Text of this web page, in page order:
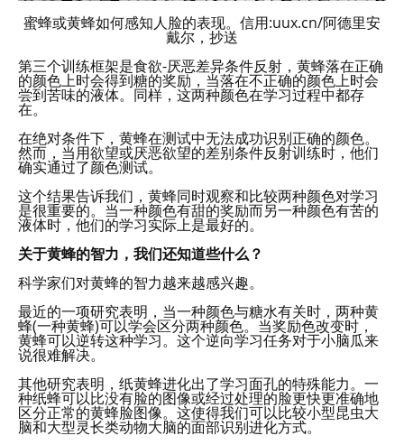
蜜蜂或黄蜂如何感知人脸的表现。信用:uux.cn/阿德里安
戴尔，抄送
第三个训练框架是食欲-厌恶差异条件反射，黄蜂落在正确
的颜色上时会得到糖的奖励，当落在不正确的颜色上时会
尝到苦味的液体。同样，这两种颜色在学习过程中都存
在。
在绝对条件下，黄蜂在测试中无法成功识别正确的颜色。
然而，当用欲望或厌恶欲望的差别条件反射训练时，他们
确实通过了颜色测试。
这个结果告诉我们，黄蜂同时观察和比较两种颜色对学习
是很重要的。当一种颜色有甜的奖励而另一种颜色有苦的
液体时，他们的学习实际上是最好的。
关于黄蜂的智力，我们还知道些什么？
科学家们对黄蜂的智力越来越感兴趣。
最近的一项研究表明，当一种颜色与糖水有关时，两种黄
蜂(一种黄蜂)可以学会区分两种颜色。当奖励色改变时，
黄蜂可以逆转这种学习。这个逆向学习任务对于小脑瓜来
说很难解决。
其他研究表明，纸黄蜂进化出了学习面孔的特殊能力。一
种纸蜂可以比没有脸的图像或经过处理的脸更快更准确地
区分正常的黄蜂脸图像。这使得我们可以比较小型昆虫大
脑和大型灵长类动物大脑的面部识别进化方式。